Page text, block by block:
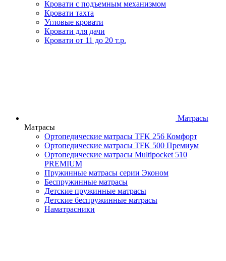
Кровати с подъемным механизмом
Кровати тахта
Угловые кровати
Кровати для дачи
Кровати от 11 до 20 т.р.
Матрасы
Матрасы
Ортопедические матрасы TFK 256 Комфорт
Ортопедические матрасы TFK 500 Премиум
Ортопедические матрасы Multipocket 510
PREMIUM
Пружинные матрасы серии Эконом
Беспружинные матрасы
Детские пружинные матрасы
Детские беспружинные матрасы
Наматрасники